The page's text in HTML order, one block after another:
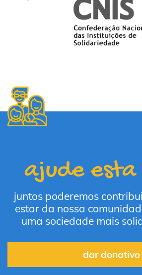
ajude esta
juntos poderemos
estar da nossa
uma sociedade mais
dar donativo